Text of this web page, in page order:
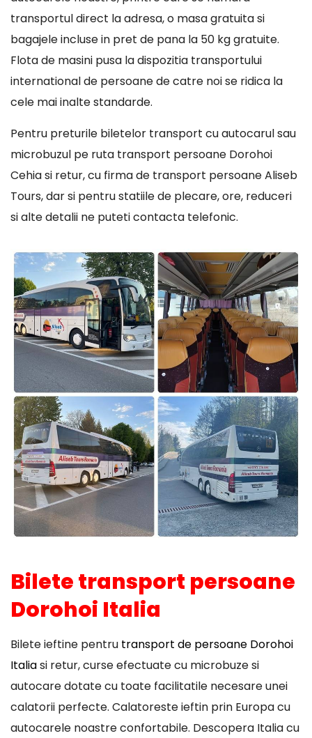
transportul direct la adresa, o masa gratuita si
bagajele incluse in pret de pana la 50 kg gratuite.
Flota de masini pusa la dispozitia transportului
international de persoane de catre noi se ridica la
cele mai inalte standarde.
Pentru preturile biletelor transport cu autocarul sau
microbuzul pe ruta transport persoane Dorohoi
Cehia si retur, cu firma de transport persoane Aliseb
Tours, dar si pentru statiile de plecare, ore, reduceri
si alte detalii ne puteti contacta telefonic.
Bilete transport persoane
Dorohoi Italia
Bilete ieftine pentru transport de persoane Dorohoi
Italiasi retur, curse efectuate cu microbuze si
autocare dotate cu toate facilitatile necesare unei
calatorii perfecte. Calatoreste ieftin prin Europa cu
autocarele noastre confortabile. Descopera Italia cu